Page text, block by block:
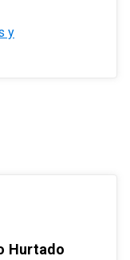
y
Hurtado